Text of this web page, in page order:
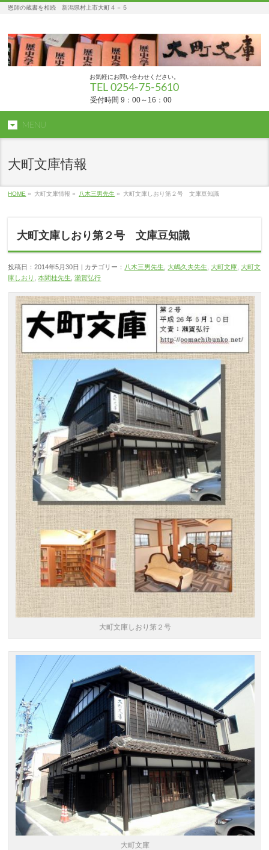
恩師の蔵書を相続 新潟県村上市大町４－５
お気軽にお問い合わせください。
TEL 0254-75-5610
受付時間 9：00～16：00
MENU
大町文庫情報
HOME » 大町文庫情報 » 八木三男先生 » 大町文庫しおり第２号 文庫豆知識
大町文庫しおり第２号 文庫豆知識
投稿日：2014年5月30日 | カテゴリー： 八木三男先生 ,大嶋久夫先生 ,大町文庫 ,大町文
庫しおり
,本間桂先生 ,瀬賀弘行
大町文庫しおり第２号
大町文庫